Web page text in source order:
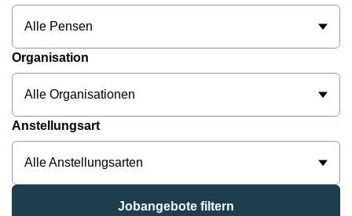
Alle Pensen
Organisation
Alle Organisationen
Anstellungsart
Alle Anstellungsarten
Jobangebote filtern